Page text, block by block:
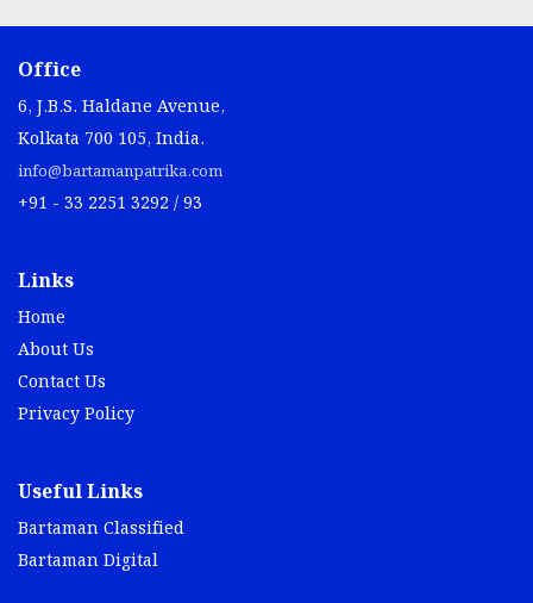
Office
6, J.B.S. Haldane Avenue,
Kolkata 700 105, India.
info@bartamanpatrika.com
+91 - 33 2251 3292 / 93
Links
Home
About Us
Contact Us
Privacy Policy
Useful Links
Bartaman Classified
Bartaman Digital